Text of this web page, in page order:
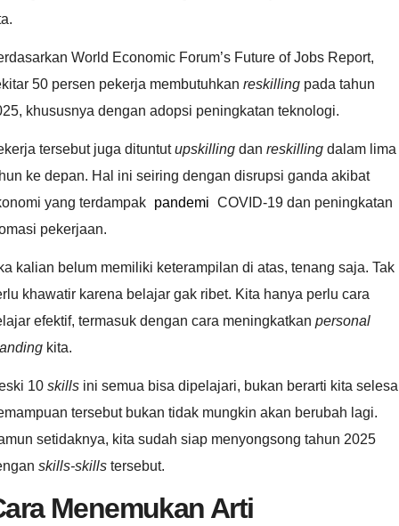
World Economic Forum’s Future of Jobs Report,
50 persen pekerja membutuhkan reskilling pada tahun
khususnya dengan adopsi peningkatan teknologi.
tersebut juga dituntutupskilling dan reskilling dalam lima
ke depan. Hal ini seiring dengan disrupsi ganda akibat
yang terdampak pandemi COVID-19 dan peningkatan
pekerjaan.
kalian belum memiliki keterampilan di atas, tenang saja. Tak
khawatir karena belajar gak ribet. Kita hanya perlu cara
efektif, termasuk dengan cara meningkatkan personal
kita.
10 skills ini semua bisa dipelajari, bukan berarti kita
tersebut bukan tidak mungkin akan berubah lagi.
setidaknya, kita sudah siap menyongsong tahun 2025
skills-skills tersebut.
Menemukan Arti